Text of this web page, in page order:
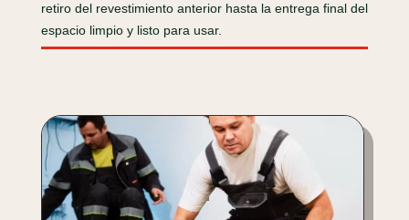
retiro del revestimiento anterior hasta la entrega final del
espacio limpio y listo para usar.